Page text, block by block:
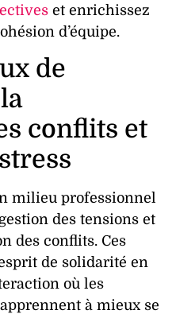
et enrichissez
d’équipe.
de
conflits et
milieu professionnel
des tensions et
des conflits. Ces
de solidarité en
où les
apprennent à mieux se